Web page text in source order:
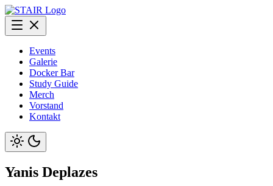
Events
Galerie
Docker Bar
Study Guide
Merch
Vorstand
Kontakt
Yanis Deplazes